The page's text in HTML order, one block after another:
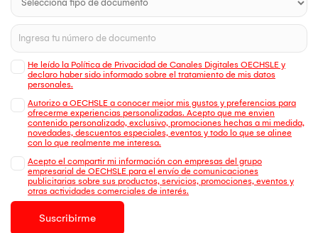
He leído la Política de Privacidad de Canales Digitales OECHSLE y
declaro haber sido informado sobre el tratamiento de mis datos
personales.
Autorizo a OECHSLE a conocer mejor mis gustos y preferencias para
ofrecerme experiencias personalizadas. Acepto que me envien
contenido personalizado, exclusivo, promociones hechas a mi medida,
novedades, descuentos especiales, eventos y todo lo que se alinee
con lo que realmente me interesa.
Acepto el compartir mi información con empresas del grupo
empresarial de OECHSLE para el envío de comunicaciones
publicitarias sobre sus productos, servicios, promociones, eventos y
otras actividades comerciales de interés.
Suscribirme